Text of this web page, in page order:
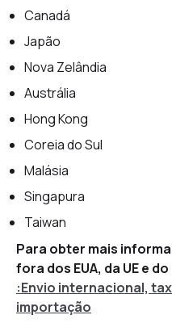
Canadá
Japão
Nova Zelândia
Austrália
Hong Kong
Coreia do Sul
Malásia
Singapura
Taiwan
Para obter mais
fora dos EUA, da UE e
:Envio internacional,
importação